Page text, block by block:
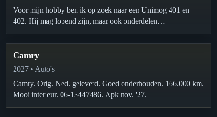
Voor mijn hobby ben ik op zoek naar een Unimog 401 en
402. Hij mag lopend zijn, maar ook onderdelen…
Camry
2027 • Auto's
Camry. Orig. Ned. geleverd. Goed onderhouden. 166.000 km.
Mooi interieur. 06-13447486. Apk nov. '27.